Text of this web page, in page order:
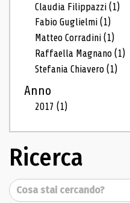
Claudia Filippazzi(1)
Fabio Guglielmi(1)
Matteo Corradini(1)
Raffaella Magnano(1)
Stefania Chiavero(1)
Anno
2017(1)
Ricerca
Cerca